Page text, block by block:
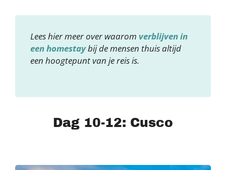
Lees hier meer over waarom verblijven in
een homestaybij de mensen thuis altijd
een hoogtepunt van je reis is.
Dag 10-12: Cusco